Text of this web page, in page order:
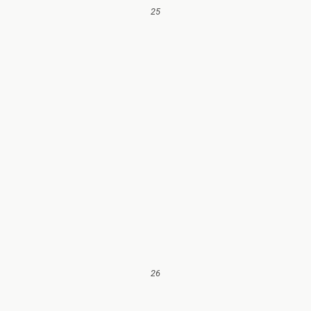
25
26